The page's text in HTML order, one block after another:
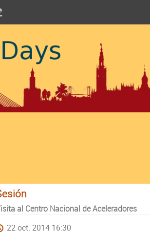
al Centro Nacional de Aceleradores
22 oct. 2014 16:30